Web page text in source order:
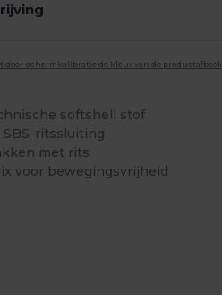
door schermkalibratie de kleur van de
softshell stof
SBS-ritssluiting
met rits
voor bewegingsvrijheid